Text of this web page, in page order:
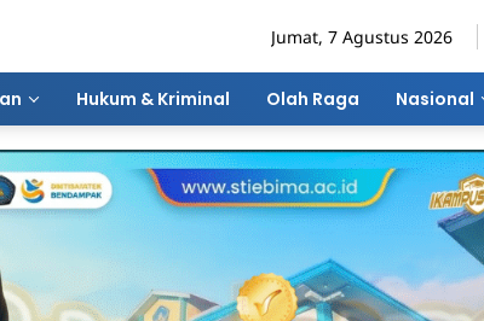
Jumat, 7 Agustus 2026
Hukum & Kriminal Olah Raga Nasional